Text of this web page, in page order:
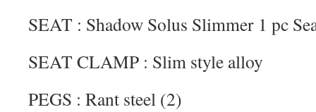
SEAT : Shadow Solus Slimmer 1 pc
SEAT CLAMP : Slim style alloy
PEGS : Rant steel (2)